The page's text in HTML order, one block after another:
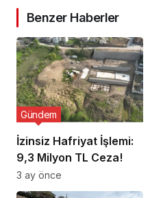
Benzer Haberler
İzinsiz Hafriyat İşlemi:
9,3 Milyon TL Ceza!
Gündem
3 ay önce